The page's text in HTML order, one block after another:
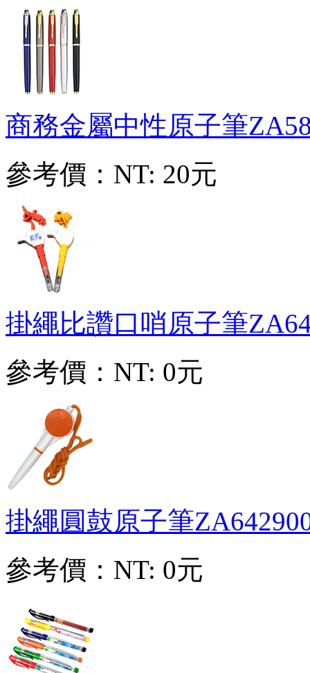
商務金屬中性原子筆
參考價： NT: 20元
掛繩比讚口哨原子筆
參考價： NT: 0元
掛繩圓鼓原子筆
參考價： NT: 0元